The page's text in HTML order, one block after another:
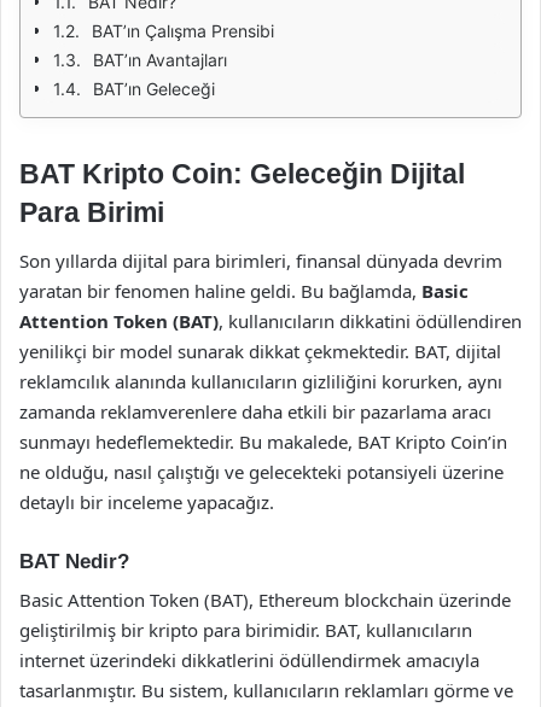
BAT’ın Çalışma Prensibi
BAT’ın Avantajları
BAT’ın Geleceği
BAT Kripto Coin: Geleceğin Dijital
Para Birimi
Son yıllarda dijital para birimleri, finansal dünyada devrim
yaratan bir fenomen haline geldi. Bu bağlamda, Basic
Attention Token (BAT), kullanıcıların dikkatini ödüllendiren
yenilikçi bir model sunarak dikkat çekmektedir. BAT, dijital
reklamcılık alanında kullanıcıların gizliliğini korurken, aynı
zamanda reklamverenlere daha etkili bir pazarlama aracı
sunmayı hedeflemektedir. Bu makalede, BAT Kripto Coin’in
ne olduğu, nasıl çalıştığı ve gelecekteki potansiyeli üzerine
detaylı bir inceleme yapacağız.
BAT Nedir?
Basic Attention Token (BAT), Ethereum blockchain üzerinde
geliştirilmiş bir kripto para birimidir. BAT, kullanıcıların
internet üzerindeki dikkatlerini ödüllendirmek amacıyla
tasarlanmıştır. Bu sistem, kullanıcıların reklamları görme ve